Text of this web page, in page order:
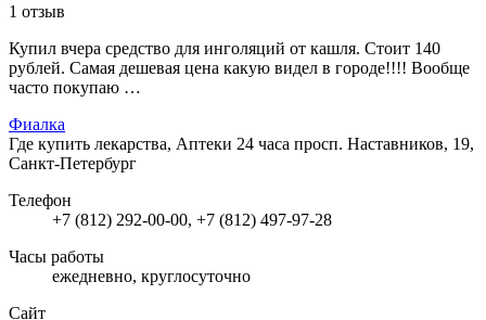
1 отзыв
Купил вчера средство для инголяций от кашля. Стоит 140
рублей. Самая дешевая цена какую видел в городе!!!! Вообще
часто покупаю …
Фиалка
Где купить лекарства, Аптеки 24 часа просп. Наставников, 19,
Санкт-Петербург
Телефон
+7 (812) 292-00-00, +7 (812) 497-97-28
Часы работы
ежедневно, круглосуточно
Сайт